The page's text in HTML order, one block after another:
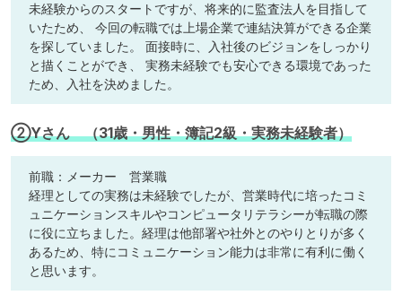
未経験からのスタートですが、将来的に監査法人を目指して
いたため、 今回の転職では上場企業で連結決算ができる企業
を探していました。 面接時に、入社後のビジョンをしっかり
と描くことができ、 実務未経験でも安心できる環境であった
ため、入社を決めました。
②Yさん （31歳・男性・簿記2級・実務未経験者）
前職：メーカー 営業職
経理としての実務は未経験でしたが、営業時代に培ったコミ
ュニケーションスキルやコンピュータリテラシーが転職の際
に役に立ちました。経理は他部署や社外とのやりとりが多く
あるため、特にコミュニケーション能力は非常に有利に働く
と思います。